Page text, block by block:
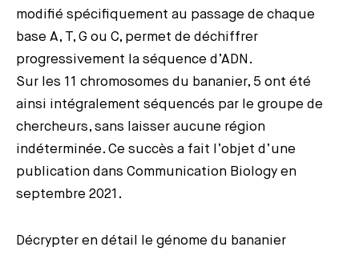
modifié spécifiquement au passage de chaque
base A, T, G ou C, permet de déchiffrer
progressivement la séquence d’ADN.
Sur les 11 chromosomes du bananier, 5 ont été
ainsi intégralement séquencés par le groupe de
chercheurs, sans laisser aucune région
indéterminée. Ce succès a fait l’objet d’une
publication dans Communication Biology en
septembre 2021.
Décrypter en détail le génome du bananier